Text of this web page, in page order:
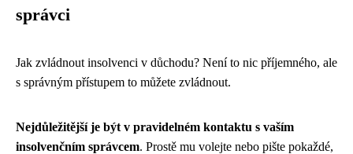
správci
Jak zvládnout insolvenci v důchodu? Není to nic příjemného, ale
s správným přístupem to můžete zvládnout.
Nejdůležitější je být v pravidelném kontaktu s vaším
insolvenčním správcem. Prostě mu volejte nebo pište pokaždé,